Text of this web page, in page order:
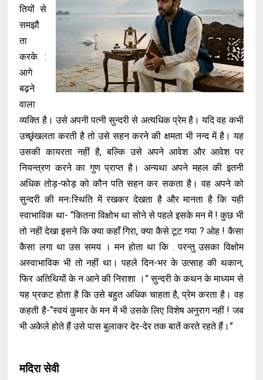
तियों से
समझौ
ता
करके :
आगे
बढ़ने
वाला
व्यक्ति है। उसे अपनी पत्नी सुन्दरी से अत्यधिक प्रेम है। यदि वह कभी
उच्छृंखलता करती है तो उसे सहन करने की क्षमता भी नन्द में है। यह
उसकी कायरता नहीं है, बल्कि उसे अपने आवेश और आवेश पर
नियन्त्रण करने का गुण प्राप्त है। अन्यथा अपने महल की इतनी
अधिक तोड़-फोड़ को कौन पति सहन कर सकता है। वह अपने को
सुन्दरी की मनःस्थिति में रखकर देखता है और मानता है कि यही
स्वाभाविक था- “कितना विक्षोभ था सोने से पहले इसके मन में ! कुछ भी
तो नहीं देखा इसने कि क्या कहाँ गिरा, क्या कैसे टूट गया ? ओह ! कैसा
कैसा लगा था उस समय । मन होता था कि . परन्तु उसका विक्षोम
अस्वाभाविक भी तो नहीं था। पहले दिन-भर के उत्साह की थकान,
फिर अतिथियों के न आने की निराशा ।” सुन्दरी के कथन के माध्यम से
यह प्रकट होता है कि उसे बहुत अधिक चाहता है, प्रेम करता है। वह
कहती है-“स्वयं कुमार के मन में भी उसके लिए विशेष अनुराग नहीं ! जब
भी अकेले होते हैं उसे पास बुलाकर देर-देर तक बातें करते रहते हैं।”
मदिरा सेवी